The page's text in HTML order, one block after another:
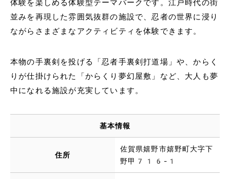
体験を楽しめる体験型テーマパークです。江戸時代の街
並みを再現した雰囲気抜群の施設で、忍者の世界に浸り
ながらさまざまなアクティビティを体験できます。
本物の手裏剣を投げる「忍者手裏剣打道場」や、からく
りが仕掛けられた「からくり夢幻屋敷」など、大人も夢
中になれる施設が充実しています。
基本情報
住所
佐賀県嬉野市嬉野町大字下
野甲716-1